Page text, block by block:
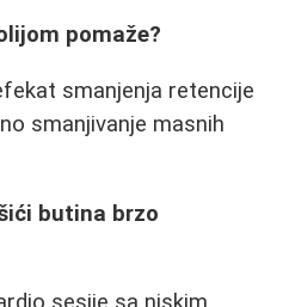
pomaže?
smanjenja retencije
smanjivanje masnih
butina brzo